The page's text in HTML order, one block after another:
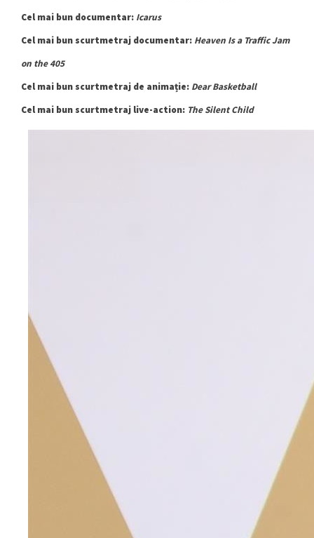
Cel mai bun documentar: Icarus
Cel mai bun scurtmetraj documentar: Heaven Is a Traffic Jam
on the 405
Cel mai bun scurtmetraj de animație: Dear Basketball
Cel mai bun scurtmetraj live-action: The Silent Child